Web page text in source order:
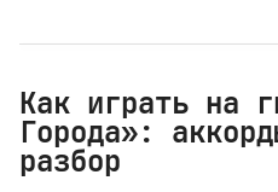
Как играть на
Города»:
разбор